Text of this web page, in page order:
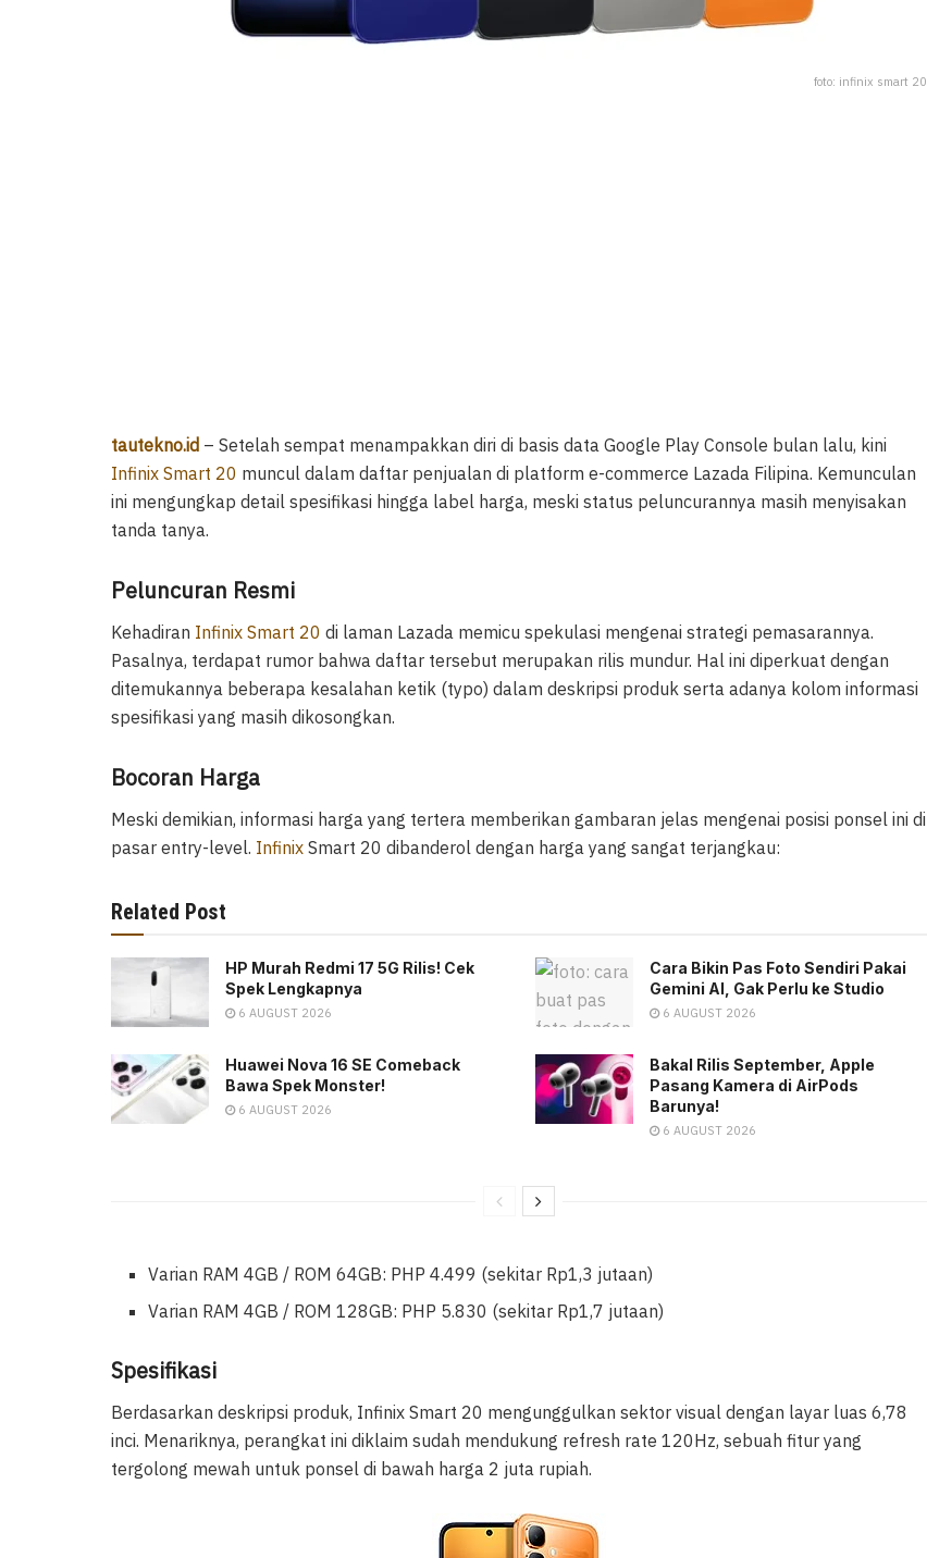
foto: infinix smart 20
tautekno.id – Setelah sempat menampakkan diri di basis data Google Play Console bulan lalu, kini
Infinix Smart 20 muncul dalam daftar penjualan di platform e-commerce Lazada Filipina. Kemunculan
ini mengungkap detail spesifikasi hingga label harga, meski status peluncurannya masih menyisakan
tanda tanya.
Peluncuran Resmi
Kehadiran Infinix Smart 20 di laman Lazada memicu spekulasi mengenai strategi pemasarannya.
Pasalnya, terdapat rumor bahwa daftar tersebut merupakan rilis mundur. Hal ini diperkuat dengan
ditemukannya beberapa kesalahan ketik (typo) dalam deskripsi produk serta adanya kolom informasi
spesifikasi yang masih dikosongkan.
Bocoran Harga
Meski demikian, informasi harga yang tertera memberikan gambaran jelas mengenai posisi ponsel ini di
pasar entry-level. Infinix Smart 20 dibanderol dengan harga yang sangat terjangkau:
Related Post
HP Murah Redmi 17 5G Rilis! Cek
Spek Lengkapnya
6 AUGUST 2026
Cara Bikin Pas Foto Sendiri Pakai
Gemini AI, Gak Perlu ke Studio
6 AUGUST 2026
Huawei Nova 16 SE Comeback
Bawa Spek Monster!
6 AUGUST 2026
Bakal Rilis September, Apple
Pasang Kamera di AirPods
Barunya!
6 AUGUST 2026
Varian RAM 4GB / ROM 64GB: PHP 4.499 (sekitar Rp1,3 jutaan)
Varian RAM 4GB / ROM 128GB: PHP 5.830 (sekitar Rp1,7 jutaan)
Spesifikasi
Berdasarkan deskripsi produk, Infinix Smart 20 mengunggulkan sektor visual dengan layar luas 6,78
inci. Menariknya, perangkat ini diklaim sudah mendukung refresh rate 120Hz, sebuah fitur yang
tergolong mewah untuk ponsel di bawah harga 2 juta rupiah.